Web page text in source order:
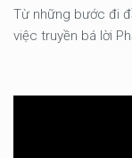
Từ những bước đi
việc truyền bá lời